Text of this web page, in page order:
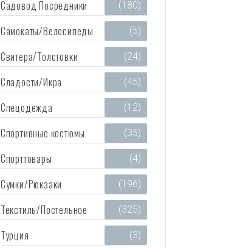
Садовод Посредники (180)
Самокаты/Велосипеды (5)
Свитера/Толстовки (24)
Сладости/Икра (45)
Спецодежда (12)
Спортивные костюмы (35)
Спорттовары (4)
Сумки/Рюкзаки (196)
Текстиль/Постельное (325)
Турция (3)